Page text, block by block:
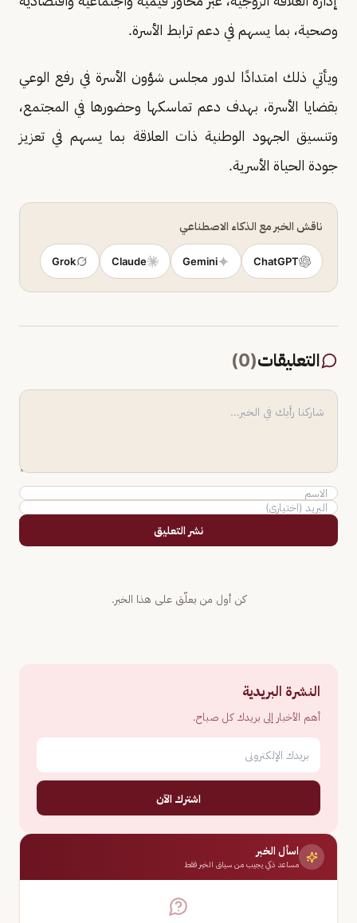
وصحية، بما يسهم في دعم ترابط الأسرة.
ويأتي ذلك امتدادًا لدور مجلس شؤون الأسرة في رفع الوعي
بقضايا الأسرة، بهدف دعم تماسكها وحضورها في المجتمع،
وتنسيق الجهود الوطنية ذات العلاقة بما يسهم في تعزيز
جودة الحياة الأسرية.
ناقش الخبر مع الذكاء الاصطناعي
ChatGPT
Gemini
Claude
Grok
التعليقات(
0
)
نشر التعليق
كن أول من يعلّق على هذا الخبر.
النشرة البريدية
أهم الأخبار إلى بريدك كل صباح.
اشترك الآن
اسأل الخبر
مساعد ذكي يجيب من سياق الخبر فقط